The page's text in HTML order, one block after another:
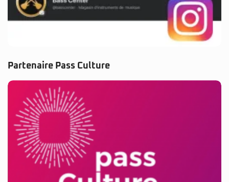
Partenaire Pass Culture